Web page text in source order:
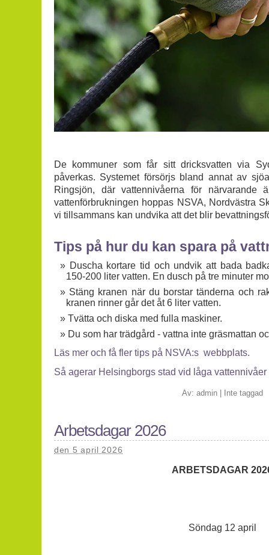
De kommuner som får sitt dricksvatten via
påverkas. Systemet försörjs bland annat av
Ringsjön, där vattennivåerna för närvarande
vattenförbrukningen hoppas NSVA, Nordvästra
vi tillsammans kan undvika att det blir
Tips på hur du kan spara på
Duscha kortare tid och undvik att bada
150-200 liter vatten. En dusch på tre minuter
Stäng kranen när du borstar tänderna och
kranen rinner går det åt 6 liter vatten.
Tvätta och diska med fulla maskiner.
Du som har trädgård - vattna inte gräsmattan
Läs mer och få fler tips på NSVA:s webbplats.
Så agerar Helsingborgs stad vid låga vattennivåer
Av: admin| Inte taggad
Arbetsdagar 2026
den 5 april 2026
ARBETSDAGAR
Söndag 12 april